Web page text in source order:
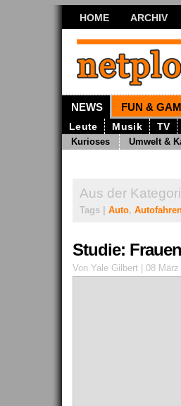
HOME ARCHIV
NEWS FUN &
Leute Musik TV
Kurioses Umwelt &
Aus der
Tags | Auto,
Studie:
Von Yale Gilbert | 08 März